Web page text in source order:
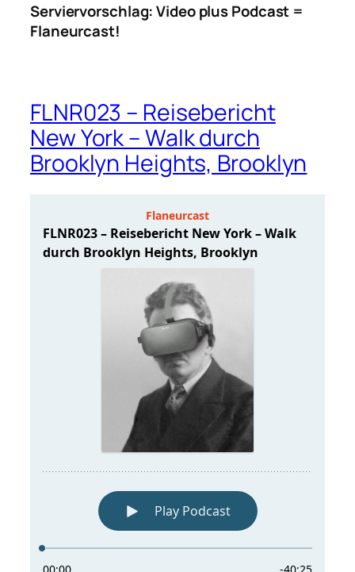
Serviervorschlag: Video plus Podcast =
Flaneurcast!
FLNR023 – Reisebericht
New York – Walk durch
Brooklyn Heights, Brooklyn